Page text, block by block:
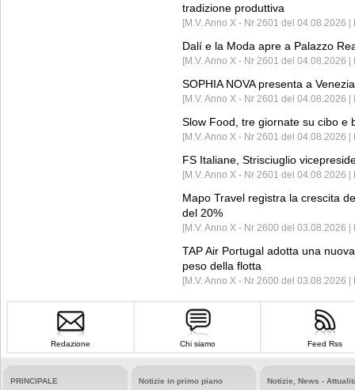
tradizione produttiva
[M.V. Anno X - Nr 2601 del 04.08.2026 |
Dalí e la Moda apre a Palazzo
[M.V. Anno X - Nr 2601 del 04.08.2026 |
SOPHIA NOVA presenta a
[M.V. Anno X - Nr 2601 del 04.08.2026
Slow Food, tre giornate su cibo e
[M.V. Anno X - Nr 2601 del 04.08.2026 |
FS Italiane, Strisciuglio
[M.V. Anno X - Nr 2601 del 04.08.2026 |
Mapo Travel registra la crescita
del 20%
[M.V. Anno X - Nr 2600 del 03.08.2026 |
TAP Air Portugal adotta una
peso della flotta
[M.V. Anno X - Nr 2600 del 03.08.2026
Redazione Chi siamo Feed Rss
PRINCIPALE Notizie in primo piano Notizie, News -